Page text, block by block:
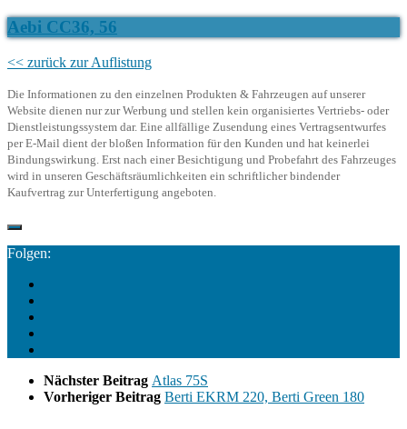
Aebi CC36, 56
<< zurück zur Auflistung
Die Informationen zu den einzelnen Produkten & Fahrzeugen auf unserer
Website dienen nur zur Werbung und stellen kein organisiertes Vertriebs- oder
Dienstleistungssystem dar. Eine allfällige Zusendung eines Vertragsentwurfes
per E-Mail dient der bloßen Information für den Kunden und hat keinerlei
Bindungswirkung. Erst nach einer Besichtigung und Probefahrt des Fahrzeuges
wird in unseren Geschäftsräumlichkeiten ein schriftlicher bindender
Kaufvertrag zur Unterfertigung angeboten.
Folgen:
Nächster Beitrag Atlas 75S
Vorheriger Beitrag Berti EKRM 220, Berti Green 180